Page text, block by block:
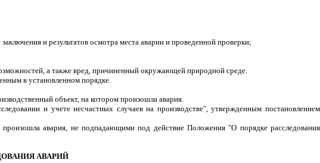
и результатов осмотра места аварии и проведенной проверки;
а также вред, причиненный окружающей природной среде.
в установленном порядке.
объект, на котором произошла авария.
и учете несчастных случаев на производстве", утвержденным постановлением
авария, не подпадающими под действие Положения "О порядке расследования
АВАРИЙ